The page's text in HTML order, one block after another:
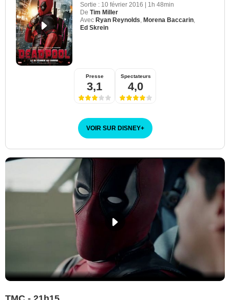
Sortie : 10 février 2016 | 1h 48min
De Tim Miller
Avec Ryan Reynolds Morena Baccarin
Ed Skrein
Presse
3,1
Spectateurs
4,0
VOIR SUR DISNEY+